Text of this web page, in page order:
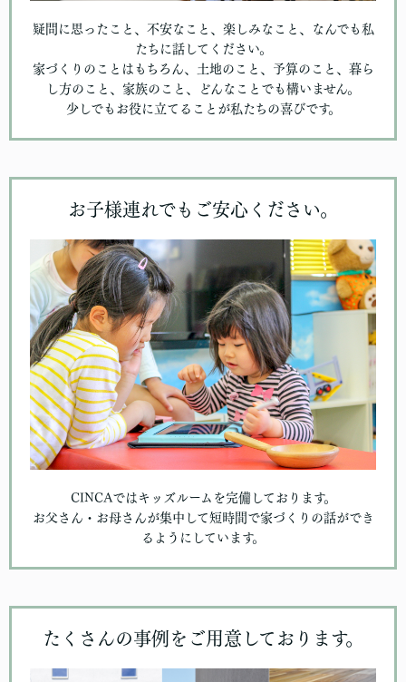
疑問に思ったこと、不安なこと、楽しみなこと、なんでも私
たちに話してください。
家づくりのことはもちろん、土地のこと、予算のこと、暮ら
し方のこと、家族のこと、どんなことでも構いません。
少しでもお役に立てることが私たちの喜びです。
お子様連れでもご安心ください。
CINCAではキッズルームを完備しております。
お父さん・お母さんが集中して短時間で家づくりの話ができ
るようにしています。
たくさんの事例をご用意しております。